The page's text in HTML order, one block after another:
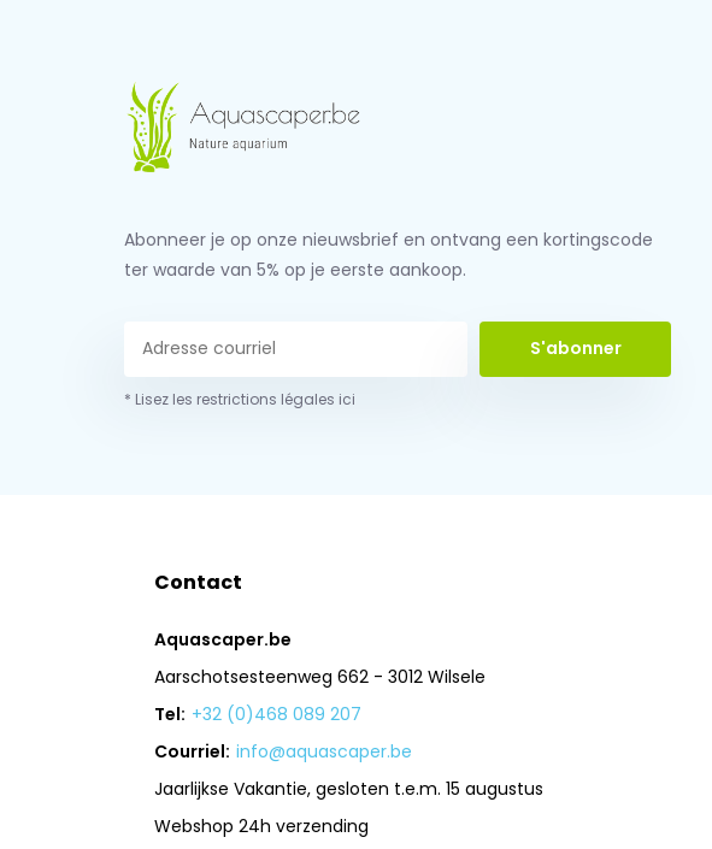
Abonneer je op onze nieuwsbrief en ontvang een kortingscode
ter waarde van 5% op je eerste aankoop.
S'abonner
* Lisez les restrictions légales ici
Contact
Aquascaper.be
Aarschotsesteenweg 662 - 3012 Wilsele
Tel: +32 (0)468 089 207
Courriel: info@aquascaper.be
Jaarlijkse Vakantie, gesloten t.e.m. 15 augustus
Webshop 24h verzending